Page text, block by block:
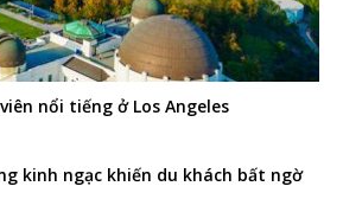
nổi tiếng ở Los Angeles